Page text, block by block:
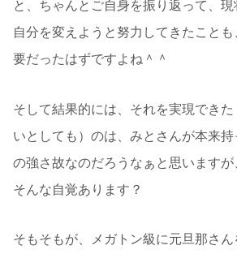
と、ちゃんとご自身を振り返って、
自分を変えようと努力してきたこと
要だったはずですよね＾＾
そして結果的には、それを実現でき
いとしても）のは、みとさんが本来
の強さ故なのだろうなぁと思いますが
そんな自覚あります？
そもそもが、メガトン級に元旦那さん